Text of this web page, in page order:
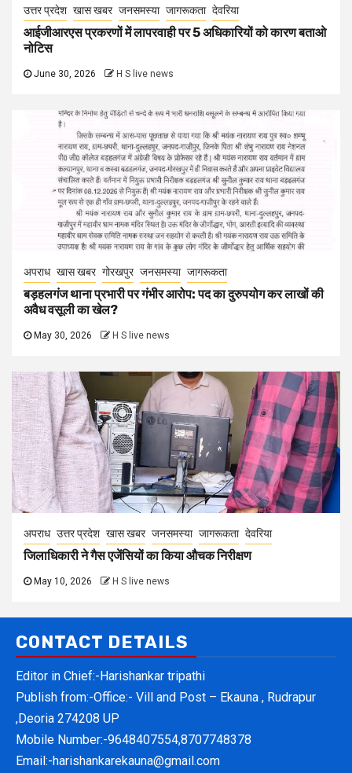
उत्तर प्रदेश खास खबर जनसमस्या जागरूकता देवरिया
आईजीआरएस प्रकरणों में लापरवाही पर 5 अधिकारियों को कारण बताओ
नोटिस
June 30, 2026 H S live news
अपराध खास खबर गोरखपुर जनसमस्या जागरूकता
बड़हलगंज थाना प्रभारी पर गंभीर आरोप: पद का दुरुपयोग कर लाखों की
अवैध वसूली का खेल?
May 30, 2026 H S live news
अपराध उत्तर प्रदेश खास खबर जनसमस्या जागरूकता देवरिया
जिलाधिकारी ने गैस एजेंसियों का किया औचक निरीक्षण
May 10, 2026 H S live news
CONTACT DETAILS
Editor in Chief:-Harishankar tripathi
Publish from:-Office:- Vill and Post – Ekauna , Rudrapur
,Deoria 274208 UP
Mobile Number:-9648407554,8707748378
Email:-harishankarekauna@gmail.com